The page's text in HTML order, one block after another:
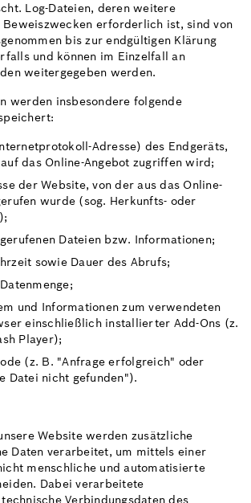
Log-Dateien, deren weitere
Beweiszwecken erforderlich ist, sind von
bis zur endgültigen Klärung
und können im Einzelfall an
weitergegeben werden.
werden insbesondere folgende
Adresse) des Endgeräts,
das Online-Angebot zugriffen wird;
der Website, von der aus das Online-
wurde (sog. Herkunfts- oder
Dateien bzw. Informationen;
sowie Dauer des Abrufs;
und Informationen zum verwendeten
einschließlich installierter Add-Ons (z.
Player);
(z. B. "Anfrage erfolgreich" oder
Datei nicht gefunden").
Website werden zusätzliche
Daten verarbeitet, um mittels einer
menschliche und automatisierte
Dabei verarbeitete
Verbindungsdaten des